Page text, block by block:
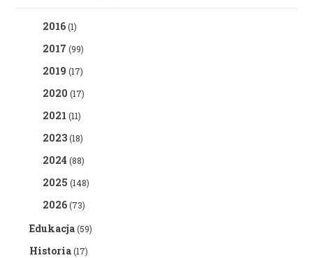
2016(1)
2017 (99)
2019 (17)
2020 (17)
2021 (11)
2023(18)
2024 (88)
2025 (148)
2026(73)
Edukacja(59)
Historia(17)